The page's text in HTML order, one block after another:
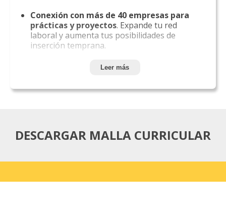
Conexión con más de 40 empresas para
prácticas y proyectos. Expande tu red
laboral y aumenta tus posibilidades de
inserción temprana.
89,5% de empleabilidad al 2° año de
excelentes perspectivas laborales. Fuente:
robótica, fluidos, materiales y
automatizaciónindustrial. Aprendizaje
industria real.
Formación orientada a gestión,
Leer más
DESCARGAR MALLA CURRICULAR